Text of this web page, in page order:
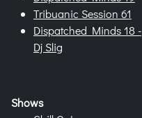
Tribuanic Session 61
Dispatched Minds 18 -
Dj Slig
Shows